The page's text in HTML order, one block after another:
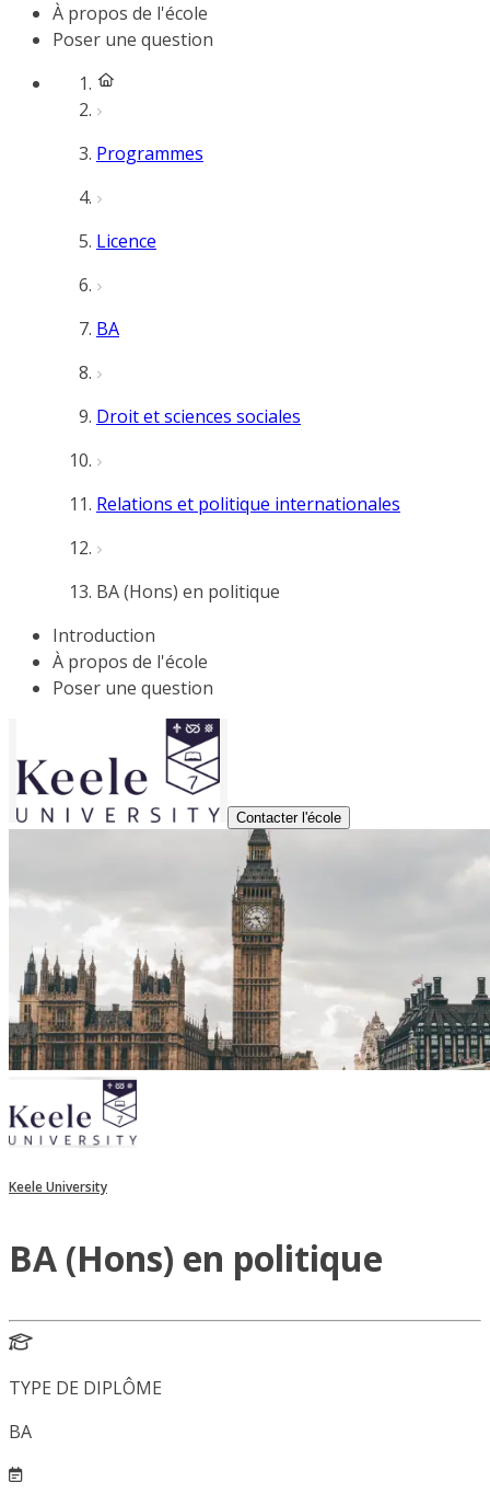
À propos de l'école
Poser une question
Programmes
Licence
BA
Droit et sciences sociales
Relations et politique internationales
BA (Hons) en politique
Introduction
À propos de l'école
Poser une question
Contacter l'école
Keele University
BA (Hons) en politique
TYPE DE DIPLÔME
BA